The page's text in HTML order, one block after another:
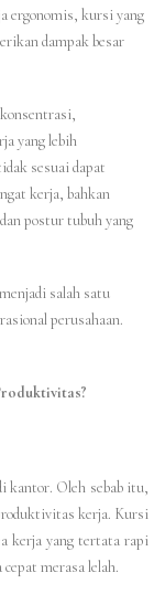
ergonomis, kursi yang
dampak besar
yang lebih
sesuai dapat
kerja, bahkan
postur tubuh yang
salah satu
perusahaan.
kantor. Oleh sebab itu,
kerja. Kursi
kerja yang tertata rapi
merasa lelah.